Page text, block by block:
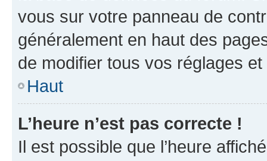
vous sur votre panneau de
généralement en haut des
de modifier tous vos réglages
Haut
L’heure n’est pas correcte !
Il est possible que l’heure